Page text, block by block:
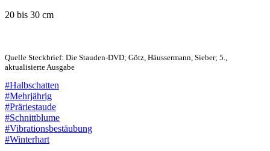
20 bis 30 cm
Quelle Steckbrief: Die Stauden-DVD; Götz, Häussermann, Sieber; 5.,
aktualisierte Ausgabe
#Halbschatten
#Mehrjährig
#Präriestaude
#Schnittblume
#Vibrationsbestäubung
#Winterhart